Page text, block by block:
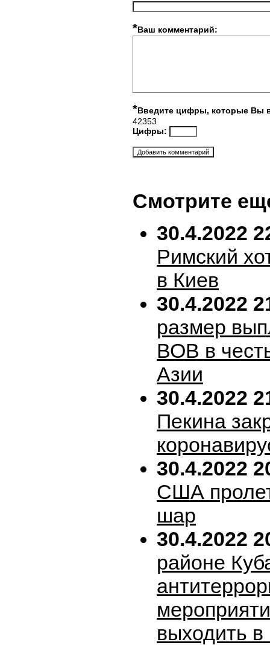
*Ваш комментарий:
*Введите цифры, которые Вы
42353
Цифры:
Смотрите
30.4.2022
Римский
в Киев
30.4.2022
размер
ВОВ в
Азии
30.4.2022
Пекина
30.4.2022
США
шар
30.4.2022
районе
выходить